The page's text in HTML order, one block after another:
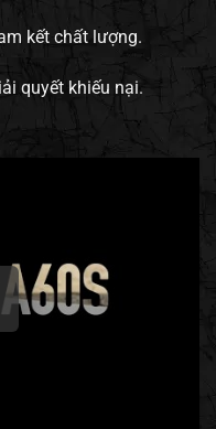
kết chất lượng.
quyết khiếu nại.